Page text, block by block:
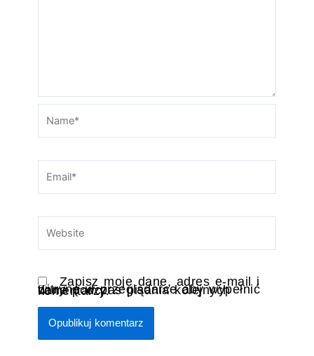
Name*
Email*
Website
Zapisz moje dane, adres e-mail i
witrynę w przeglądarce aby wypełnić dane podczas pisania kolejnych komentarzy.